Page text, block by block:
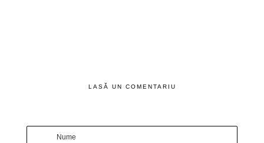
LASĂ UN COMENTARIU
Nume